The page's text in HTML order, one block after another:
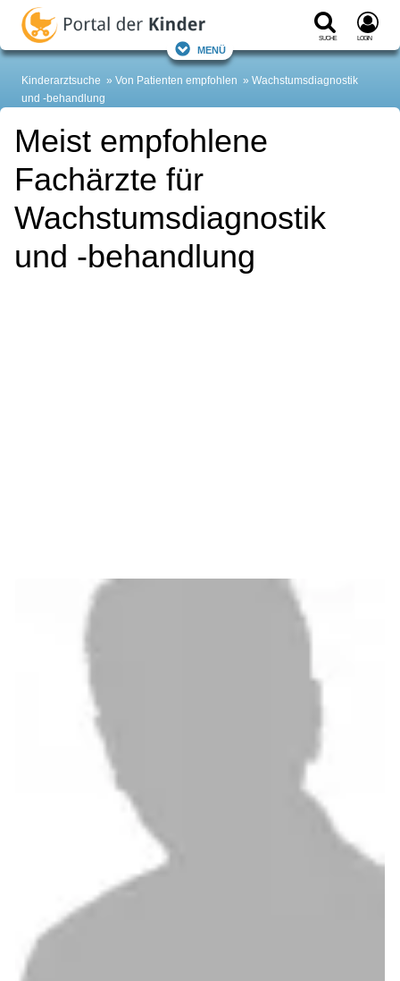
Suche Login
Menü
Kinderarztsuche Von Patienten empfohlen
Wachstumsdiagnostik
und -behandlung
Meist empfohlene
Fachärzte für
Wachstumsdiagnostik
und -behandlung